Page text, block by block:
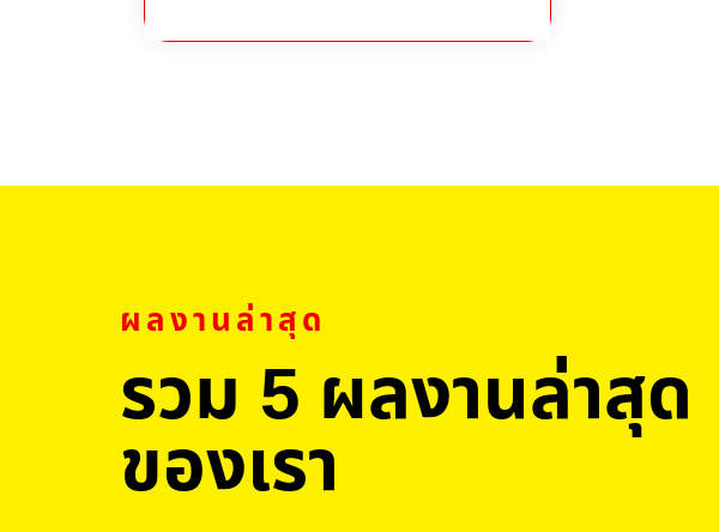
ผลงานล่าสุด
รวม 5 ผลงานล่าสุด
ของเรา